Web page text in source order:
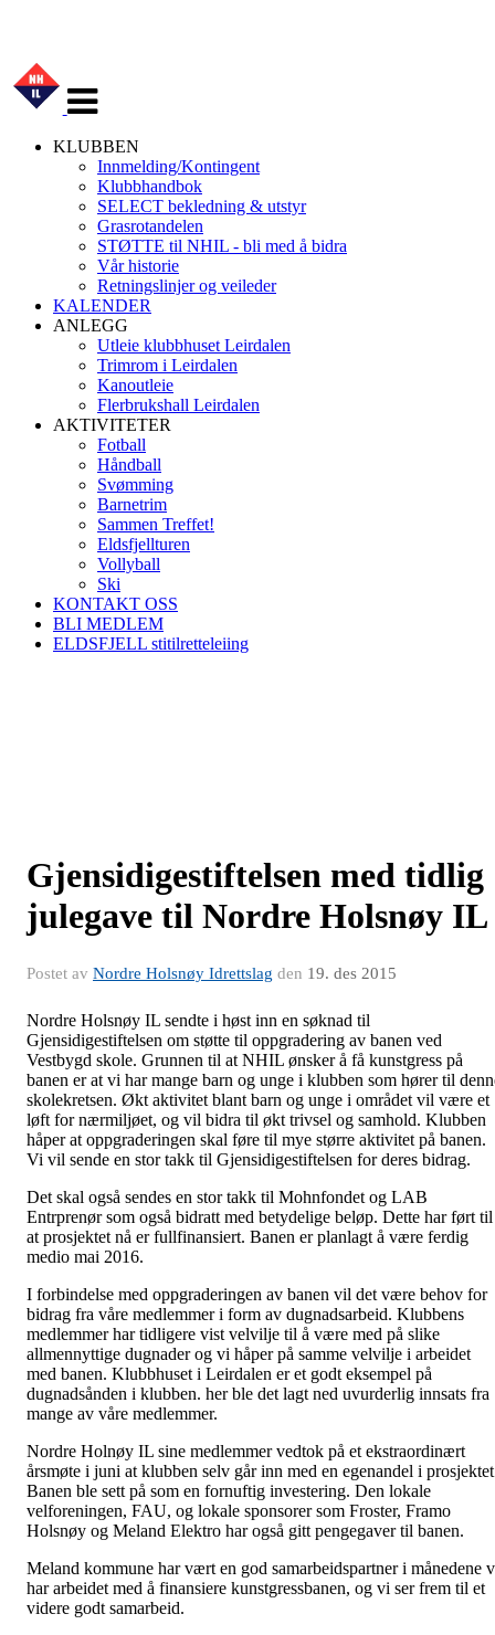
navigasjon
KLUBBEN
Innmelding/Kontingent
Klubbhandbok
SELECT bekledning & utstyr
Grasrotandelen
STØTTE til NHIL - bli med å bidra
Vår historie
Retningslinjer og veileder
KALENDER
ANLEGG
Utleie klubbhuset Leirdalen
Trimrom i Leirdalen
Kanoutleie
Flerbrukshall Leirdalen
AKTIVITETER
Fotball
Håndball
Svømming
Barnetrim
Sammen Treffet!
Eldsfjellturen
Vollyball
Ski
KONTAKT OSS
BLI MEDLEM
ELDSFJELL stitilretteleiing
Gjensidigestiftelsen med tidlig
julegave til Nordre Holsnøy IL
Postet av Nordre Holsnøy Idrettslag den 19. des 2015
Nordre Holsnøy IL sendte i høst inn en søknad til
Gjensidigestiftelsen om støtte til oppgradering av banen ved
Vestbygd skole. Grunnen til at NHIL ønsker å få kunstgress på
banen er at vi har mange barn og unge i klubben som hører til
skolekretsen. Økt aktivitet blant barn og unge i området vil være et
løft for nærmiljøet, og vil bidra til økt trivsel og samhold. Klubben
håper at oppgraderingen skal føre til mye større aktivitet på banen.
Vi vil sende en stor takk til Gjensidigestiftelsen for deres bidrag.
Det skal også sendes en stor takk til Mohnfondet og LAB
Entrprenør som også bidratt med betydelige beløp. Dette har ført til
at prosjektet nå er fullfinansiert. Banen er planlagt å være ferdig
medio mai 2016.
I forbindelse med oppgraderingen av banen vil det være behov for
bidrag fra våre medlemmer i form av dugnadsarbeid. Klubbens
medlemmer har tidligere vist velvilje til å være med på slike
allmennyttige dugnader og vi håper på samme velvilje i arbeidet
med banen. Klubbhuset i Leirdalen er et godt eksempel på
dugnadsånden i klubben. her ble det lagt ned uvurderlig innsats fra
mange av våre medlemmer.
Nordre Holnøy IL sine medlemmer vedtok på et ekstraordinært
årsmøte i juni at klubben selv går inn med en egenandel i
Banen ble sett på som en fornuftig investering. Den lokale
velforeningen, FAU, og lokale sponsorer som Froster, Framo
Holsnøy og Meland Elektro har også gitt pengegaver til banen.
Meland kommune har vært en god samarbeidspartner i månedene
har arbeidet med å finansiere kunstgressbanen, og vi ser frem til et
videre godt samarbeid.